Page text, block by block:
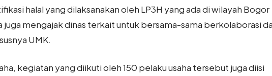
halal yang dilaksanakan oleh LP3H yang ada di wilayah Bogor
mengajak dinas terkait untuk bersama-sama berkolaborasi
UMK.
kegiatan yang diikuti oleh 150 pelaku usaha tersebut juga diisi